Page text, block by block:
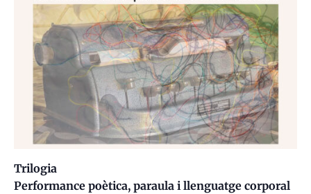
Trilogia
Performance poètica, paraula i llenguatge corporal